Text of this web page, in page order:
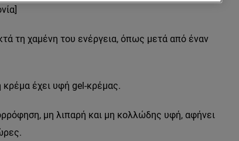
τη χαμένη του ενέργεια, όπως μετά από έναν
κρέμα έχει υφή gel-κρέμας.
μη λιπαρή και μη κολλώδης υφή, αφήνει